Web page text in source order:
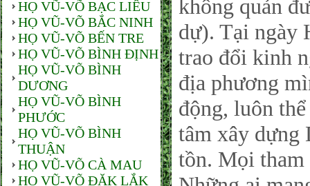
HỌ VŨ-VÕ BẠC LIÊU
HỌ VŨ-VÕ BẮC NINH
HỌ VŨ-VÕ BẾN TRE
HỌ VŨ-VÕ BÌNH ĐỊNH
HỌ VŨ-VÕ BÌNH
DƯƠNG
HỌ VŨ-VÕ BÌNH
PHƯỚC
HỌ VŨ-VÕ BÌNH
THUẬN
HỌ VŨ-VÕ CÀ MAU
HỌ VŨ-VÕ ĐĂK LẮK
không quản
dự). Tại ngày
trao đổi kinh
địa phương
động, luôn
tâm xây dựng
tồn. Mọi tham